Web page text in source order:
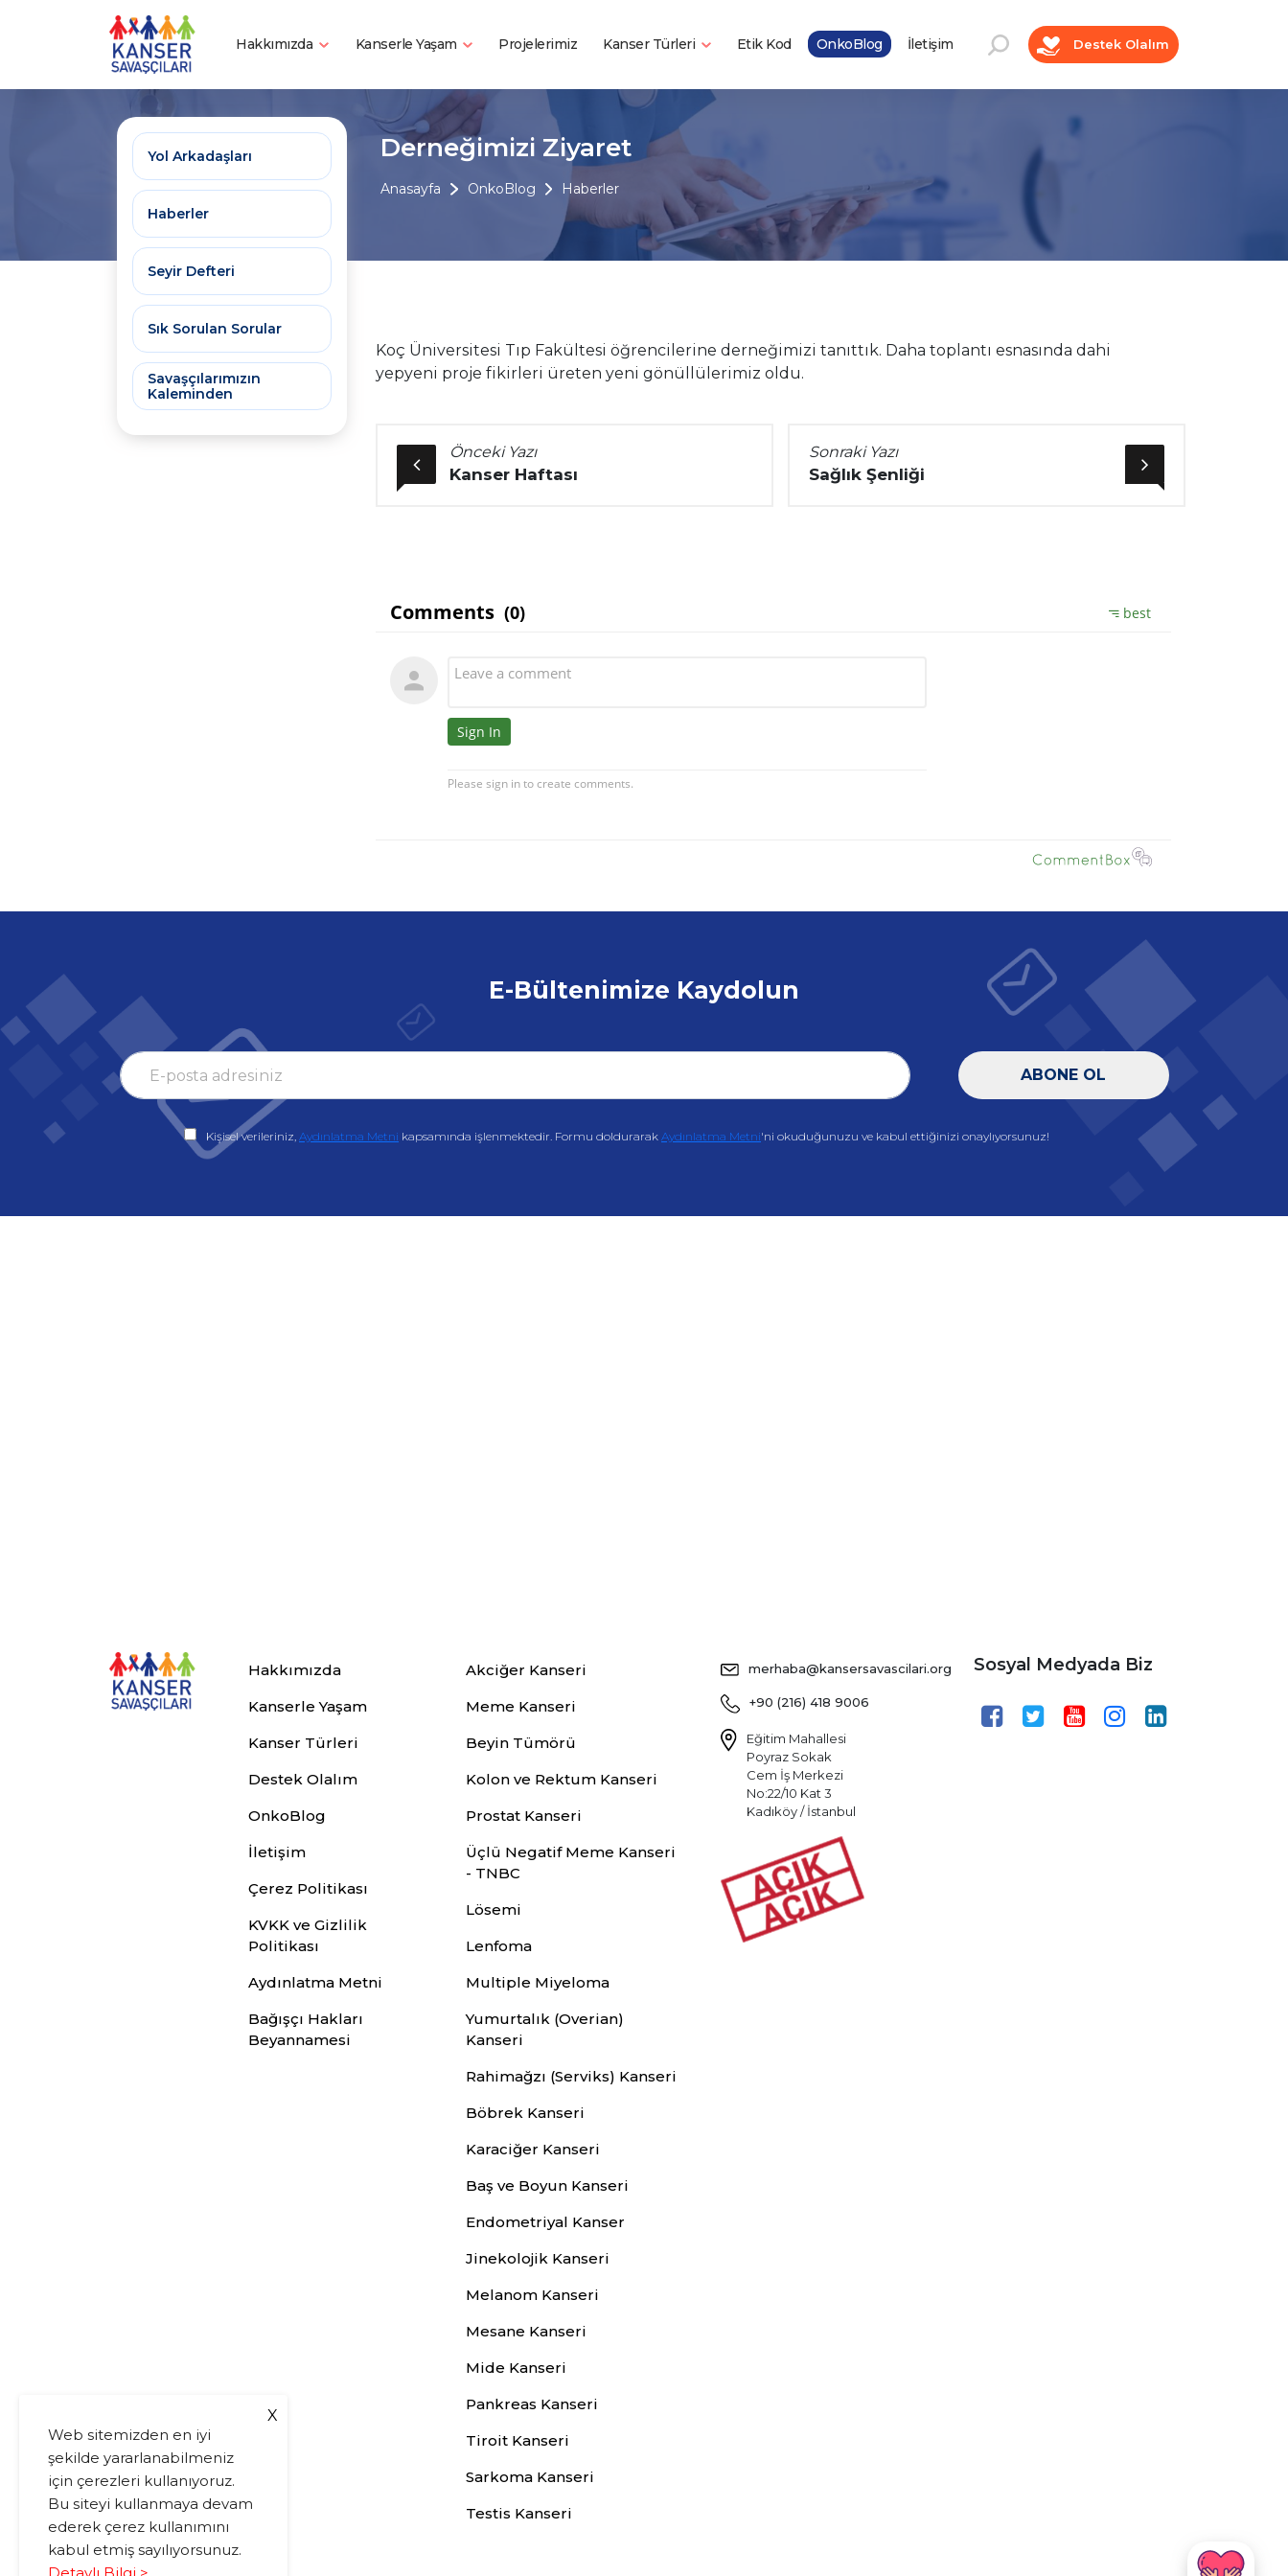
Hakkımızda Kanserle Yaşam Projelerimiz Kanser Türleri Etik Kod OnkoBlog İletişim Destek Olalım
Derneğimizi Ziyaret
Anasayfa OnkoBlog Haberler
Yol Arkadaşları
Haberler
Seyir Defteri
Sık Sorulan Sorular
Savaşçılarımızın
Kaleminden
Koç Üniversitesi Tıp Fakültesi öğrencilerine derneğimizi tanıttık. Daha toplantı esnasında dahi
yepyeni proje fikirleri üreten yeni gönüllülerimiz oldu.
Önceki Yazı
Kanser Haftası
Sonraki Yazı
Sağlık Şenliği
E-Bültenimize Kaydolun
ABONE OL
Kişisel verileriniz, Aydınlatma Metni kapsamında işlenmektedir. Formu doldurarak Aydınlatma Metni'ni okuduğunuzu ve kabul ettiğinizi onaylıyorsunuz!
Hakkımızda
Kanserle Yaşam
Kanser Türleri
Destek Olalım
OnkoBlog
İletişim
Çerez Politikası
KVKK ve Gizlilik
Politikası
Aydınlatma Metni
Bağışçı Hakları
Beyannamesi
Akciğer Kanseri
Meme Kanseri
Beyin Tümörü
Kolon ve Rektum Kanseri
Prostat Kanseri
Üçlü Negatif Meme Kanseri
- TNBC
Lösemi
Lenfoma
Multiple Miyeloma
Yumurtalık (Overian)
Kanseri
Rahimağzı (Serviks) Kanseri
Böbrek Kanseri
Karaciğer Kanseri
Baş ve Boyun Kanseri
Endometriyal Kanser
Jinekolojik Kanseri
Melanom Kanseri
Mesane Kanseri
Mide Kanseri
Pankreas Kanseri
Tiroit Kanseri
Sarkoma Kanseri
Testis Kanseri
merhaba@kansersavascilari.org
+90 (216) 418 9006
Eğitim Mahallesi
Poyraz Sokak
Cem İş Merkezi
No:22/10 Kat 3
Kadıköy / İstanbul
Sosyal Medyada Biz
Web sitemizden en iyi
şekilde yararlanabilmeniz
için çerezleri kullanıyoruz.
Bu siteyi kullanmaya devam
ederek çerez kullanımını
kabul etmiş sayılıyorsunuz.
X